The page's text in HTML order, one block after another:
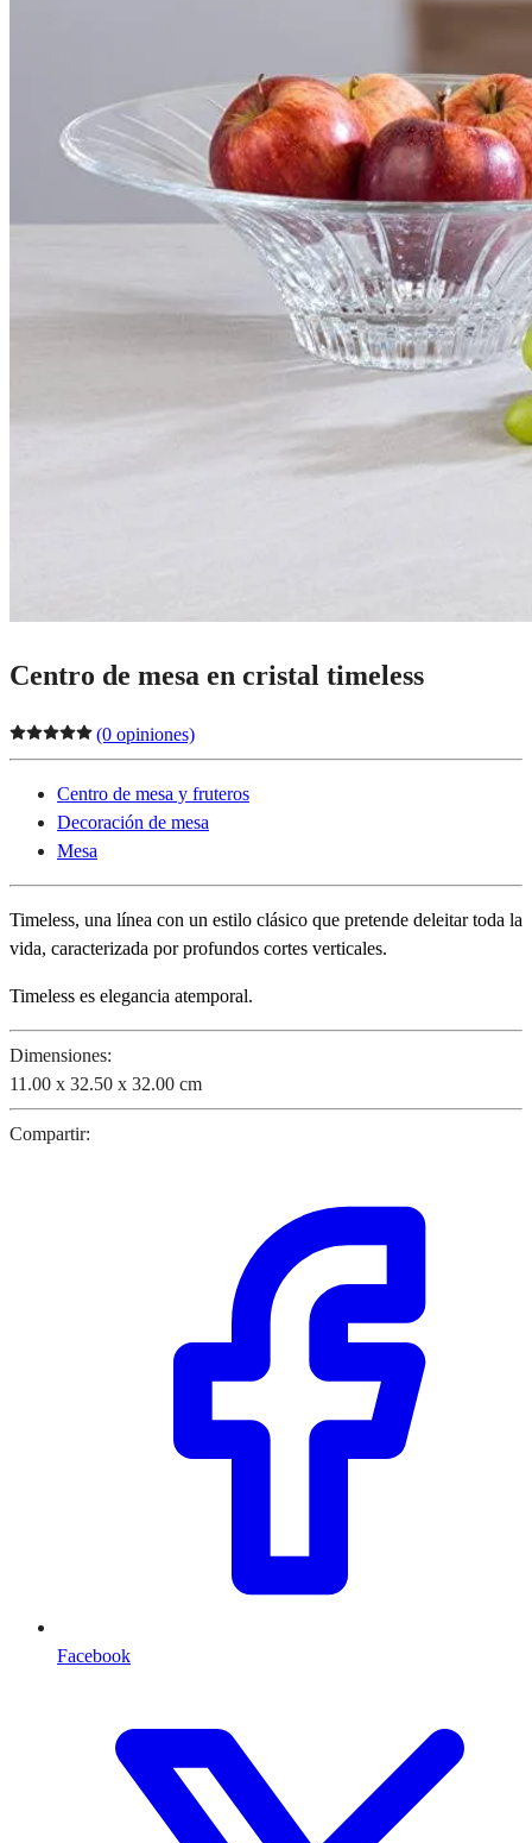
Centro de mesa en cristal timeless
(0 opiniones)
Centro de mesa y fruteros
Decoración de mesa
Mesa
Timeless, una línea con un estilo clásico que pretende deleitar toda la
vida, caracterizada por profundos cortes verticales.
Timeless es elegancia atemporal.
Dimensiones:
11.00 x 32.50 x 32.00 cm
Compartir:
Facebook